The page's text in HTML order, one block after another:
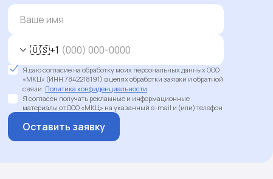
🇺🇸+1
Я даю согласие на обработку моих персональных данных ООО
«МКЦ» (ИНН 7842218191) в целях обработки заявки и обратной
связи. Политика конфиденциальности
Я согласен получать рекламные и информационные
материалы от ООО «МКЦ» на указанный e-mail и (или) телефон
Оставить заявку